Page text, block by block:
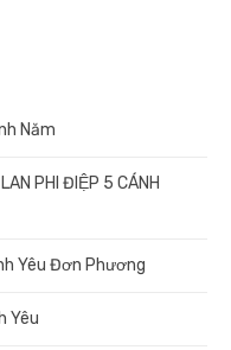
Năm
PHI ĐIỆP 5 CÁNH
Yêu Đơn Phương
Yêu